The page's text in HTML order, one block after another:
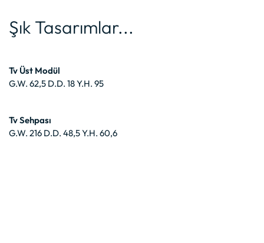
Şık Tasarımlar...
Tv Üst Modül
G.W. 62,5 D.D. 18 Y.H. 95
Tv Sehpası
G.W. 216 D.D. 48,5 Y.H. 60,6